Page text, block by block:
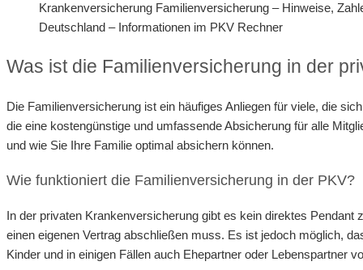
Krankenversicherung Familienversicherung – Hinweise,
Deutschland – Informationen im PKV Rechner
Was ist die Familienversicherung in der
Die Familienversicherung ist ein häufiges Anliegen für viele, die
die eine kostengünstige und umfassende Absicherung für alle
und wie Sie Ihre Familie optimal absichern können.
Wie funktioniert die Familienversicherung in der PKV?
In der privaten Krankenversicherung gibt es kein direktes
einen eigenen Vertrag abschließen muss. Es ist jedoch möglich,
Kinder und in einigen Fällen auch Ehepartner oder Lebenspartner